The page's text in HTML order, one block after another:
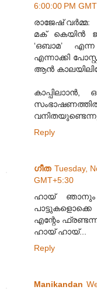
6:00:00 PM
രാജേഷ് വര്‍മ്മ:
മക് കെയിന്‍
‘ഒബാമ’
എന്നാക്കി
ആന്‍
Reply
ഗീത Tuesday,
GMT+5:30
ഹായ് ഞാനും
എന്റേം
ഹായ് ഹായ്...
Reply
Manikandan